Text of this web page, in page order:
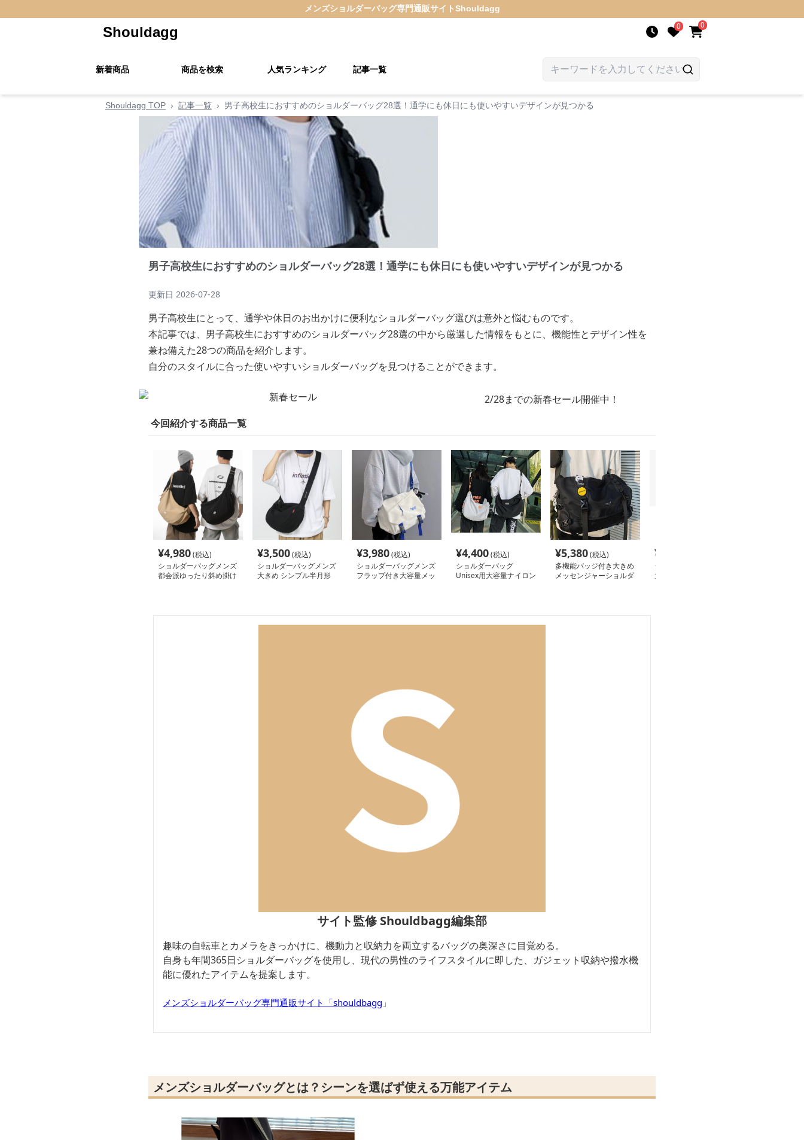
メンズショルダーバッグ専門通販サイトShouldagg
Shouldagg 0 0
新着商品 商品を検索 人気ランキング 記事一覧
Shouldagg TOP › 記事一覧 › 男子高校生におすすめのショルダーバッグ28選！通学にも休日にも使いやすいデザインが見つかる
男子高校生におすすめのショルダーバッグ28選！通学にも休日にも使いやすいデザインが見つかる
更新日 2026-07-28
男子高校生にとって、通学や休日のお出かけに便利なショルダーバッグ選びは意外と悩むものです。
本記事では、男子高校生におすすめのショルダーバッグ28選の中から厳選した情報をもとに、機能性とデザイン性を
兼ね備えた28つの商品を紹介します。
自分のスタイルに合った使いやすいショルダーバッグを見つけることができます。
2/28までの新春セール開催中！
今回紹介する商品一覧
¥4,980(税込)
ショルダーバッグメンズ
都会派ゆったり斜め掛け
¥3,500(税込)
ショルダーバッグメンズ
大きめ シンプル半月形
¥3,980(税込)
ショルダーバッグメンズ
フラップ付き大容量メッ
¥4,400(税込)
ショルダーバッグ
Unisex用大容量ナイロン
¥5,380(税込)
多機能バッジ付き大きめ
メッセンジャーショルダ
¥
ショルダーバッグメンズ
大きめ 多機能収納斜め
サイト監修 Shouldbagg編集部
趣味の自転車とカメラをきっかけに、機動力と収納力を両立するバッグの奥深さに目覚める。
自身も年間365日ショルダーバッグを使用し、現代の男性のライフスタイルに即した、ガジェット収納や撥水機
能に優れたアイテムを提案します。
メンズショルダーバッグ専門通販サイト「shouldbagg 」
メンズショルダーバッグとは？シーンを選ばず使える万能アイテム